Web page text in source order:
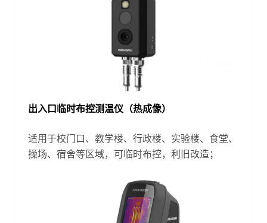
出入口临时布控测温仪（热成像）
适用于校门口、教学楼、行政楼、实验楼、食堂、
操场、宿舍等区域，可临时布控，利旧改造；